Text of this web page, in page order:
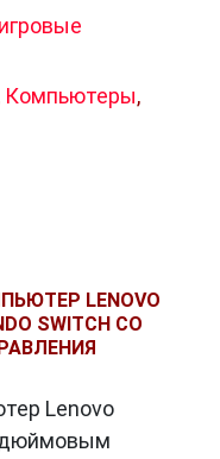
и
внимание
поддержке.
Vantage,
к настройкам
Кроме
отличную
продуктов.
игровые
Компьютеры,
LENOVO
SWITCH СО
Lenovo
дюймовым